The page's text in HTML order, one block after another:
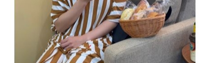
ITエンジニア向け専門サイト
企業向けIT製品の総合サイト
IT製品の技術・比較・事例